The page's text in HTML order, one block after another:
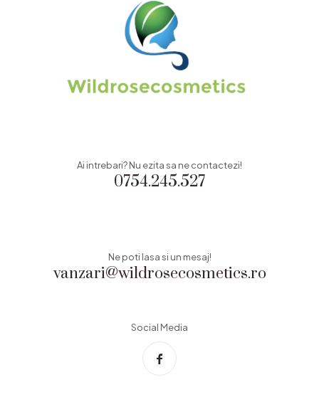
0754.245.527
Ai intrebari? Nu ezita sa ne contactezi!
vanzari@wildrosecosmetics.ro
Ne poti lasa si un mesaj!
Social Media